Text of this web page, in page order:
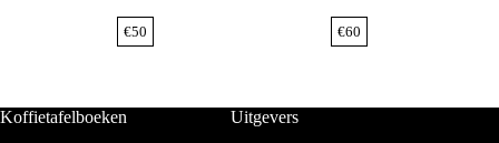
€50 €60
Koffietafelboeken
Uitgevers